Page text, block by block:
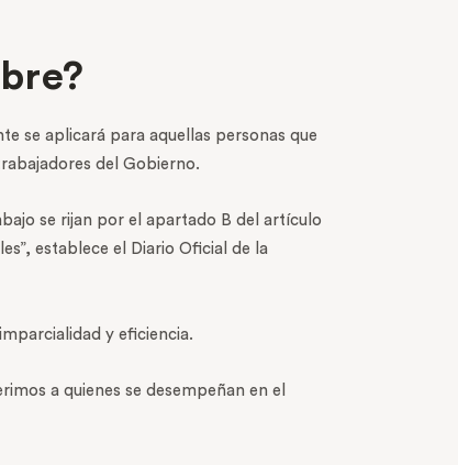
se aplicará para aquellas personas que
del Gobierno.
se rijan por el apartado B del artículo
establece el Diario Oficial de la
y eficiencia.
a quienes se desempeñan en el